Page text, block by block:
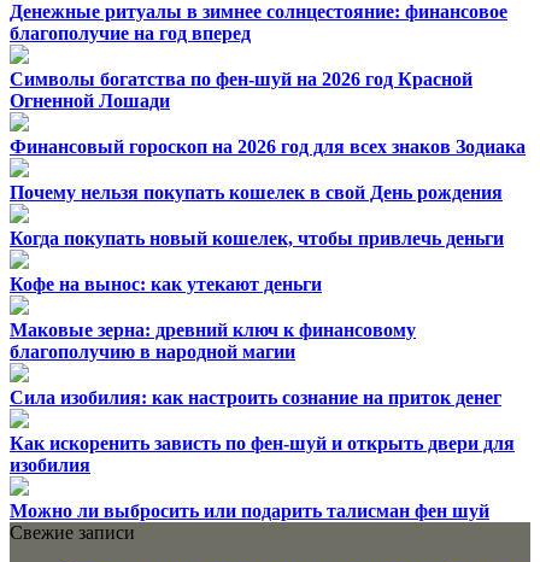
Денежные ритуалы в зимнее солнцестояние: финансовое
благополучие на год вперед
Символы богатства по фен-шуй на 2026 год Красной
Огненной Лошади
Финансовый гороскоп на 2026 год для всех знаков Зодиака
Почему нельзя покупать кошелек в свой День рождения
Когда покупать новый кошелек, чтобы привлечь деньги
Кофе на вынос: как утекают деньги
Маковые зерна: древний ключ к финансовому
благополучию в народной магии
Сила изобилия: как настроить сознание на приток денег
Как искоренить зависть по фен-шуй и открыть двери для
изобилия
Можно ли выбросить или подарить талисман фен шуй
Свежие записи